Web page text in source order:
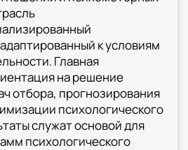
к условиям
Главная
на решение
отбора, прогнозирования
психологического
служат основой для
психологического